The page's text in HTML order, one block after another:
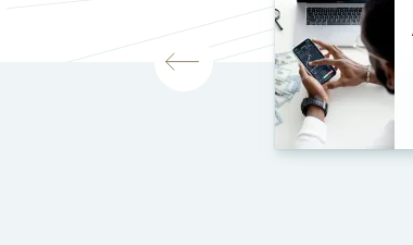
téměř 300 milionů